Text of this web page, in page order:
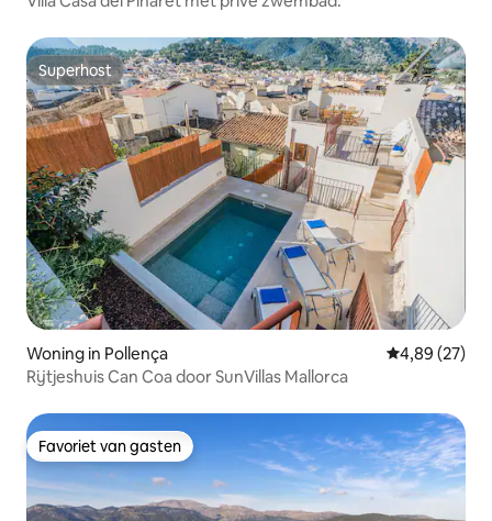
Superhost
Superhost
Woning in Pollença Gemiddelde
4,89 (27)
Rijtjeshuis Can Coa door SunVillas Mallorca
Favoriet van gasten
Favoriet van gasten